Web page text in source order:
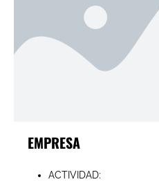
EMPRESA
ACTIVIDAD: